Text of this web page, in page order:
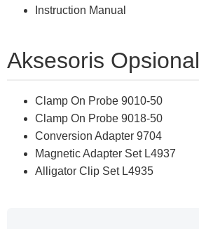
Instruction Manual
Aksesoris Opsional
Clamp On Probe 9010-50
Clamp On Probe 9018-50
Conversion Adapter 9704
Magnetic Adapter Set L4937
Alligator Clip Set L4935